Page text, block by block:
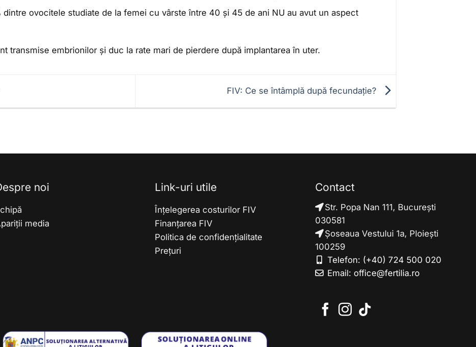
dintre ovocitele studiate de la femei cu vârste între 40 și 45 de ani NU au avut un aspect
transmise embrionilor și duc la rate mari de pierdere după implantarea în uter.
FIV: Ce se întâmplă după fecundație?
noi
media
Link-uri utile
Înțelegerea costurilor FIV
Finanțarea FIV
Politica de confidențialitate
Prețuri
Contact
Str. Popa Nan 111, București
030581
Șoseaua Vestului 1a, Ploiești
100259
Telefon: (+40) 724 500 020
Email:office@fertilia.ro